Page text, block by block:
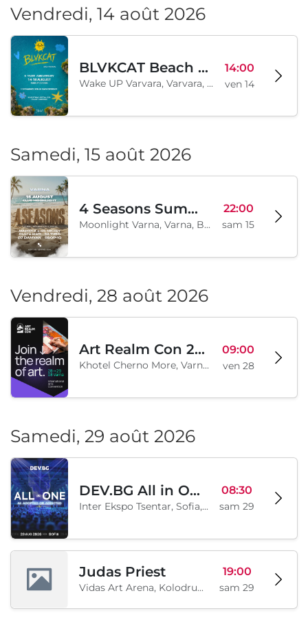
Vendredi, 14 août 2026
BLVKCAT Beach Festival 2026, Wake up Varvara
Wake UP Varvara, Varvara, BG
14:00
ven 14
Samedi, 15 août 2026
4 Seasons Summer Edition
Moonlight Varna, Varna, BG
22:00
sam 15
Vendredi, 28 août 2026
Art Realm Con 2026
Khotel Cherno More, Varna, BG
09:00
ven 28
Samedi, 29 août 2026
DEV.BG All in One 2026
Inter Ekspo Tsentar, Sofia, BG
08:30
sam 29
Judas Priest
Vidas Art Arena, Kolodrum, Borisova gradina, Sofia, BG
19:00
sam 29